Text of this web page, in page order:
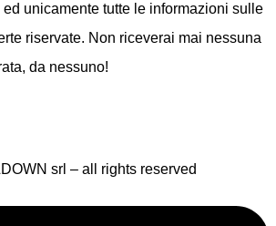
unicamente tutte le informazioni sulle
riservate. Non riceverai mai nessuna
da nessuno!
srl – all rights reserved